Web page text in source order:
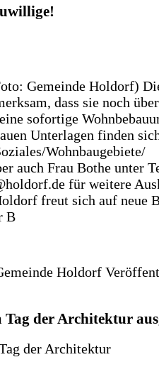
Gemeinde Holdorf)
dass sie noch
sofortige
Unterlagen finden
Wohnbaugebiete/
auch Frau Bothe unter
für weitere
freut sich auf neue
B
Holdorf
der Architektur